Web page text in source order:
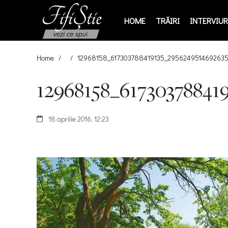
HOME TRĂIRI
Home / /
18 aprilie 2016, 12:23